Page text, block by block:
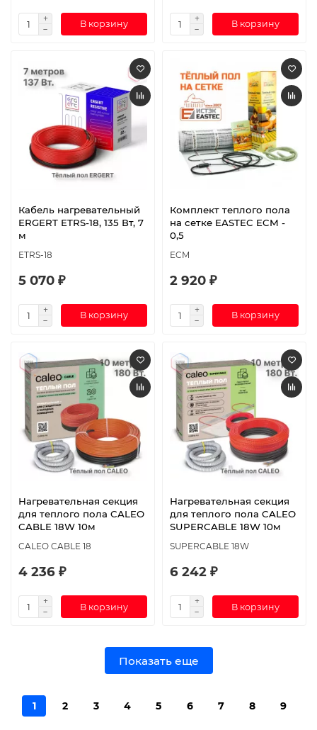
В корзину В корзину
Кабель нагревательный
ERGERT ETRS-18, 135 Вт, 7
м
ETRS-18
5 070 ₽
В корзину
Комплект теплого пола
на сетке EASTEC ECM -
0,5
ECM
2 920 ₽
В корзину
Нагревательная секция
для теплого пола CALEO
CABLE 18W 10м
CALEO CABLE 18
4 236 ₽
В корзину
Нагревательная секция
для теплого пола CALEO
SUPERCABLE 18W 10м
SUPERCABLE 18W
6 242 ₽
В корзину
Показать еще
1 2 3 4 5 6 7 8 9